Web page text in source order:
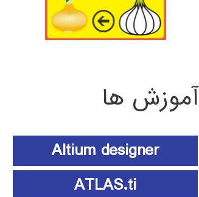
آموزش ها
Altium designer
ATLAS.ti